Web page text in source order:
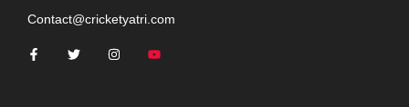
Contact@cricketyatri.com